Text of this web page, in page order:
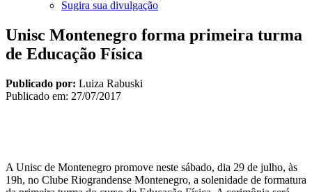
Sugira sua divulgação
Unisc Montenegro forma primeira turma
de Educação Física
Publicado por: Luiza Rabuski
Publicado em: 27/07/2017
A Unisc de Montenegro promove neste sábado, dia 29 de julho, às
19h, no Clube Riograndense Montenegro, a solenidade de formatura